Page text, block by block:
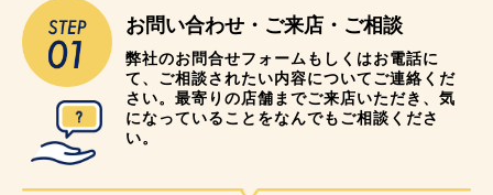
お問い合わせ・ご来店・ご相談
弊社のお問合せフォームもしくはお電話に
て、ご相談されたい内容についてご連絡くだ
さい。最寄りの店舗までご来店いただき、気
になっていることをなんでもご相談くださ
い。